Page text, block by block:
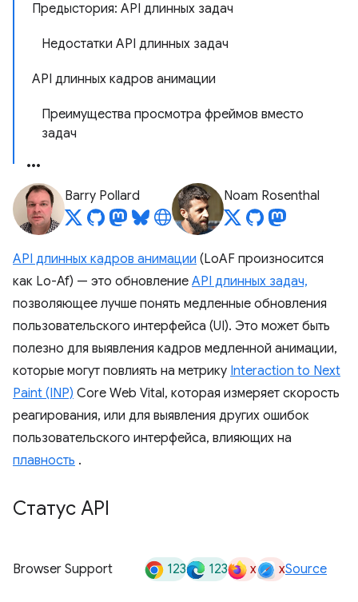
Предыстория: API длинных задач
Недостатки API длинных задач
API длинных кадров анимации
Преимущества просмотра фреймов вместо
задач
Barry Pollard Noam Rosenthal
API длинных кадров анимации (LoAF произносится
как Lo-Af) — это обновление API длинных задач,
позволяющее лучше понять медленные обновления
пользовательского интерфейса (UI). Это может быть
полезно для выявления кадров медленной анимации,
которые могут повлиять на метрику Interaction to Next
Paint (INP) Core Web Vital, которая измеряет скорость
реагирования, или для выявления других ошибок
пользовательского интерфейса, влияющих на
плавность .
Статус API
Browser Support 123 123 x xSource